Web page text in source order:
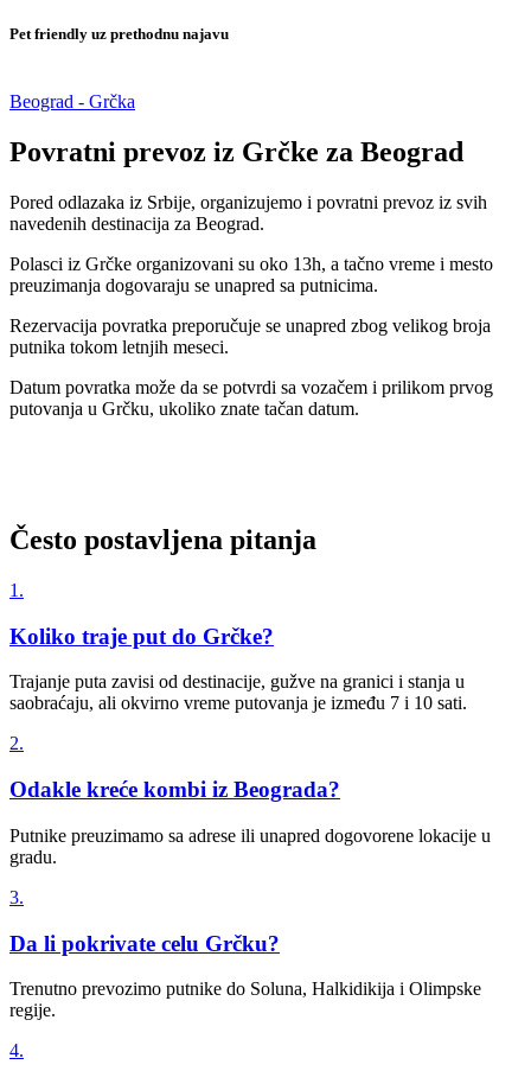
Pet friendly uz prethodnu najavu
Beograd - Grčka
Povratni prevoz iz Grčke za Beograd
Pored odlazaka iz Srbije, organizujemo i povratni prevoz iz svih
navedenih destinacija za Beograd.
Polasci iz Grčke organizovani su oko 13h, a tačno vreme i mesto
preuzimanja dogovaraju se unapred sa putnicima.
Rezervacija povratka preporučuje se unapred zbog velikog broja
putnika tokom letnjih meseci.
Datum povratka može da se potvrdi sa vozačem i prilikom prvog
putovanja u Grčku, ukoliko znate tačan datum.
Često postavljena pitanja
1.
Koliko traje put do Grčke?
Trajanje puta zavisi od destinacije, gužve na granici i stanja u
saobraćaju, ali okvirno vreme putovanja je između 7 i 10 sati.
2.
Odakle kreće kombi iz Beograda?
Putnike preuzimamo sa adrese ili unapred dogovorene lokacije u
gradu.
3.
Da li pokrivate celu Grčku?
Trenutno prevozimo putnike do Soluna, Halkidikija i Olimpske
regije.
4.